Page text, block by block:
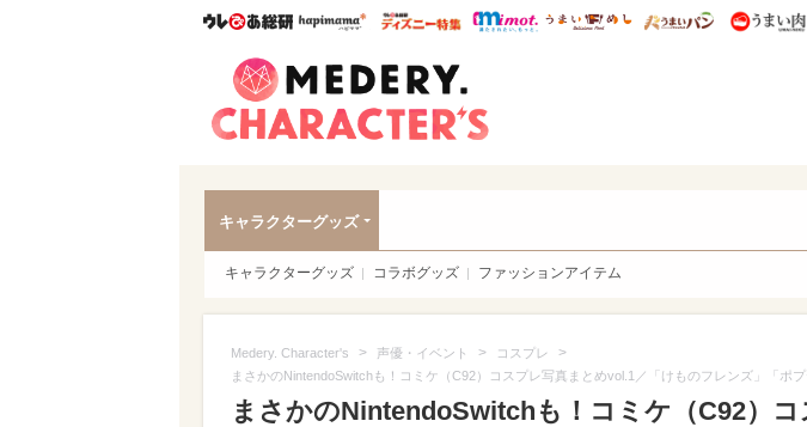
ウレぴあ総研ハピママ* ウレぴあ総研 ディズニー特集
mimot. うまいめし うまいパン
キャラクターグッズ
キャラクターグッズ コラボグッズ ファッションアイテム
Medery. Character's > 声優・イベント > コスプレ >
まさかのNintendoSwitchも！コミケ（C92）コスプレ写真まとめvol.1／「けものフレンズ」「ポ
まさかのNintendoSwitchも！コミケ（C92）コ